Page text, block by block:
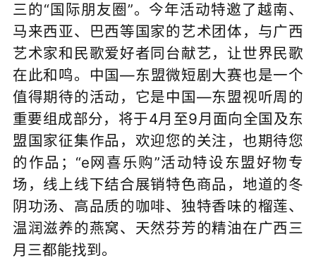
三的“国际朋友圈”。今年活动特邀了越南、
马来西亚、巴西等国家的艺术团体，与广西
艺术家和民歌爱好者同台献艺，让世界民歌
在此和鸣。中国—东盟微短剧大赛也是一个
值得期待的活动，它是中国—东盟视听周的
重要组成部分，将于4月至9月面向全国及东
盟国家征集作品，欢迎您的关注，也期待您
的作品；“e网喜乐购”活动特设东盟好物专
场，线上线下结合展销特色商品，地道的冬
阴功汤、高品质的咖啡、独特香味的榴莲、
温润滋养的燕窝、天然芬芳的精油在广西三
月三都能找到。